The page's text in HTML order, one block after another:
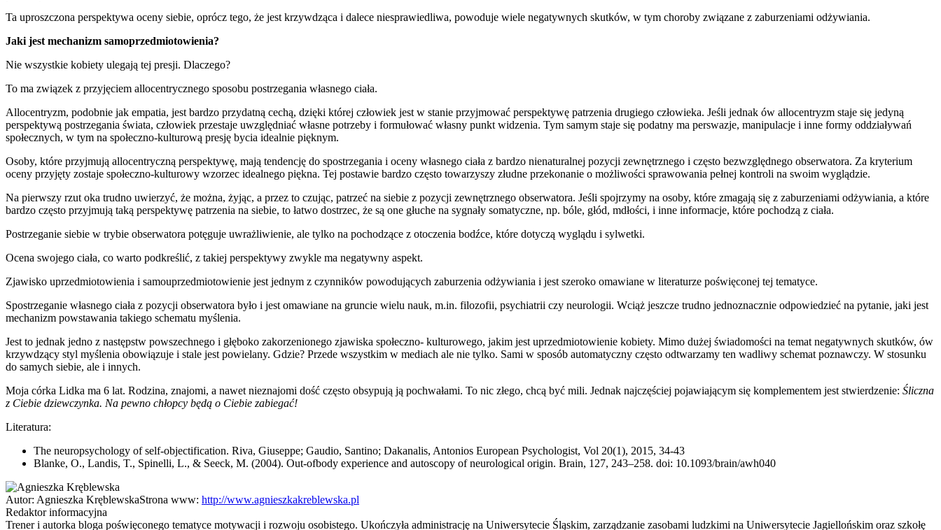
Ta uproszczona perspektywa oceny siebie, oprócz tego, że jest krzywdząca i dalece niesprawiedliwa, powoduje wiele negatywnych skutków, w tym choroby związane z zaburzeniami odżywiania.
Jaki jest mechanizm samoprzedmiotowienia?
Nie wszystkie kobiety ulegają tej presji. Dlaczego?
To ma związek z przyjęciem allocentrycznego sposobu postrzegania własnego ciała.
Allocentryzm, podobnie jak empatia, jest bardzo przydatną cechą, dzięki której człowiek jest w stanie przyjmować perspektywę patrzenia drugiego człowieka. Jeśli jednak ów allocentryzm staje się jedyną
perspektywą postrzegania świata, człowiek przestaje uwzględniać własne potrzeby i formułować własny punkt widzenia. Tym samym staje się podatny ma perswazje, manipulacje i inne formy oddziaływań
społecznych, w tym na społeczno-kulturową presję bycia idealnie pięknym.
Osoby, które przyjmują allocentryczną perspektywę, mają tendencję do spostrzegania i oceny własnego ciała z bardzo nienaturalnej pozycji zewnętrznego i często bezwzględnego obserwatora. Za kryterium
oceny przyjęty zostaje społeczno-kulturowy wzorzec idealnego piękna. Tej postawie bardzo często towarzyszy złudne przekonanie o możliwości sprawowania pełnej kontroli na swoim wyglądzie.
Na pierwszy rzut oka trudno uwierzyć, że można, żyjąc, a przez to czując, patrzeć na siebie z pozycji zewnętrznego obserwatora. Jeśli spojrzymy na osoby, które zmagają się z zaburzeniami odżywiania, a które
bardzo często przyjmują taką perspektywę patrzenia na siebie, to łatwo dostrzec, że są one głuche na sygnały somatyczne, np. bóle, głód, mdłości, i inne informacje, które pochodzą z ciała.
Postrzeganie siebie w trybie obserwatora potęguje uwrażliwienie, ale tylko na pochodzące z otoczenia bodźce, które dotyczą wyglądu i sylwetki.
Ocena swojego ciała, co warto podkreślić, z takiej perspektywy zwykle ma negatywny aspekt.
Zjawisko uprzedmiotowienia i samouprzedmiotowienie jest jednym z czynników powodujących zaburzenia odżywiania i jest szeroko omawiane w literaturze poświęconej tej tematyce.
Spostrzeganie własnego ciała z pozycji obserwatora było i jest omawiane na gruncie wielu nauk, m.in. filozofii, psychiatrii czy neurologii. Wciąż jeszcze trudno jednoznacznie odpowiedzieć na pytanie, jaki jest
mechanizm powstawania takiego schematu myślenia.
Jest to jednak jedno z następstw powszechnego i głęboko zakorzenionego zjawiska społeczno- kulturowego, jakim jest uprzedmiotowienie kobiety. Mimo dużej świadomości na temat negatywnych skutków, ów
krzywdzący styl myślenia obowiązuje i stale jest powielany. Gdzie? Przede wszystkim w mediach ale nie tylko. Sami w sposób automatyczny często odtwarzamy ten wadliwy schemat poznawczy. W stosunku
do samych siebie, ale i innych.
Moja córka Lidka ma 6 lat. Rodzina, znajomi, a nawet nieznajomi dość często obsypują ją pochwałami. To nic złego, chcą być mili. Jednak najczęściej pojawiającym się komplementem jest stwierdzenie: Śliczna
z Ciebie dziewczynka. Na pewno chłopcy będą o Ciebie zabiegać!
Literatura:
The neuropsychology of self-objectification. Riva, Giuseppe; Gaudio, Santino; Dakanalis, Antonios European Psychologist, Vol 20(1), 2015, 34-43
Blanke, O., Landis, T., Spinelli, L., & Seeck, M. (2004). Out-ofbody experience and autoscopy of neurological origin. Brain, 127, 243–258. doi: 10.1093/brain/awh040
Autor: Agnieszka KręblewskaStrona www: http://www.agnieszkakreblewska.pl
Redaktor informacyjna
Trener i autorka bloga poświęconego tematyce motywacji i rozwoju osobistego. Ukończyła administrację na Uniwersytecie Śląskim, zarządzanie zasobami ludzkimi na Uniwersytecie Jagiellońskim oraz szkołę